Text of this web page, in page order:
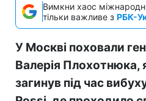
Вимкни хаос
тільки важливе з РБК-
У Москві поховали
Валерія Плохотнюка,
загинув під час